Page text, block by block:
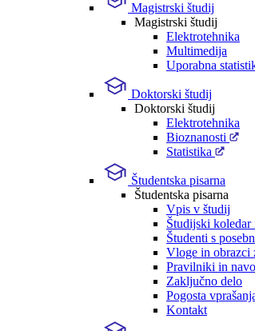
Magistrski študij
Magistrski študij
Elektrotehnika
Multimedija
Uporabna
Doktorski študij
Doktorski študij
Elektrotehnika
Bioznanosti
Statistika
Študentska pisarna
Študentska pisarna
Vpis v študij
Študijski
Študenti s
Vloge in obrazci
Pravilniki in
Zaključno delo
Pogosta
Kontakt